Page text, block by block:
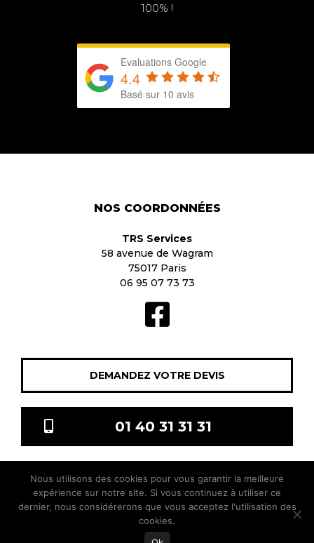
100% !
Evaluations Google
4.4
Basé sur 10 avis
NOS COORDONNÉES
TRS Services
58 avenue de Wagram
75017 Paris
06 95 07 73 73
DEMANDEZ VOTRE DEVIS
01 40 31 31 31
TRS Services © 2021 Tous droits réservés |Mentions légales
sitis.co
Nous utilisons des cookies pour vous garantir la meilleure
expérience sur notre site. Si vous continuez à utiliser ce
dernier, nous considérerons que vous acceptez l'utilisation des
cookies.